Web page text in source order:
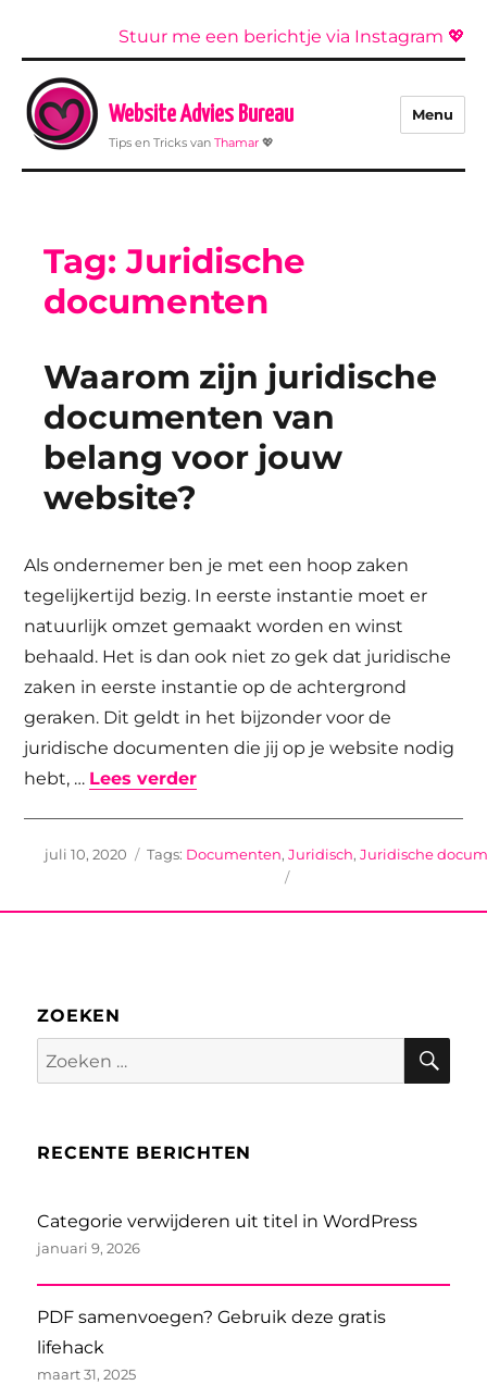
Stuur me een berichtje via Instagram 💖
Website Advies Bureau
Tips en Tricks vanThamar 💖
Menu
Tag:Juridische
documenten
Waarom zijn juridische
documenten van
belang voor jouw
website?
Als ondernemer ben je met een hoop zaken
tegelijkertijd bezig. In eerste instantie moet er
natuurlijk omzet gemaakt worden en winst
behaald. Het is dan ook niet zo gek dat juridische
zaken in eerste instantie op de achtergrond
geraken. Dit geldt in het bijzonder voor de
juridische documenten die jij op je website nodig
hebt, … Lees verder“Waarom zijn juridische
Geplaatst
juli 10, 2020 Tags
Documenten, Juridisch, Juridische
ZOEKEN
Zoeken
naar:
RECENTE BERICHTEN
Categorie verwijderen uit titel in WordPress
januari 9, 2026
PDF samenvoegen? Gebruik deze gratis
lifehack
maart 31, 2025